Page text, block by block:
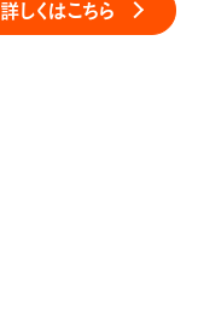
詳しくはこちら